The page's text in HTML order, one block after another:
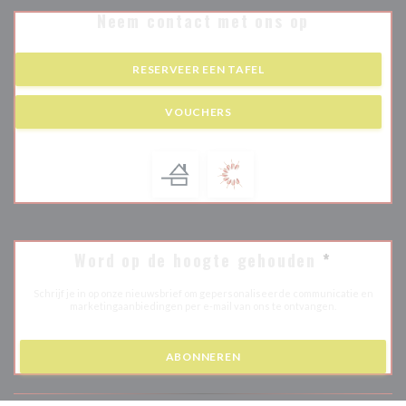
Neem contact met ons op
RESERVEER EEN TAFEL
VOUCHERS
*
ABONNEREN